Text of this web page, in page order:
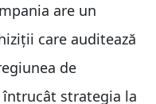
are un
care auditează
de
întrucât strategia la